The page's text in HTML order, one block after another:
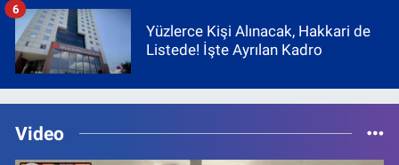
Yüzlerce Kişi Alınacak, Hakkari de
Listede! İşte Ayrılan Kadro
6
Video